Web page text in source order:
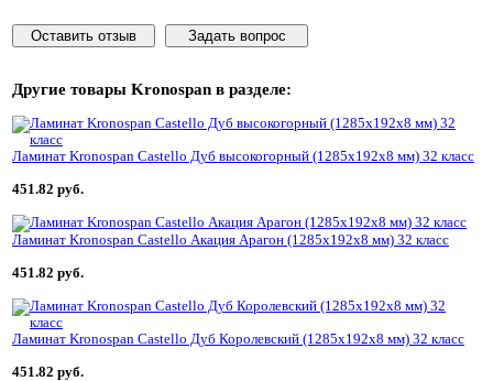
Оставить отзыв Задать вопрос
Другие товары Kronospan в разделе:
Ламинат Kronospan Castello Дуб высокогорный (1285x192x8 мм) 32 класс
451.82 руб.
Ламинат Kronospan Castello Акация Арагон (1285x192x8 мм) 32 класс
451.82 руб.
Ламинат Kronospan Castello Дуб Королевский (1285x192x8 мм) 32 класс
451.82 руб.